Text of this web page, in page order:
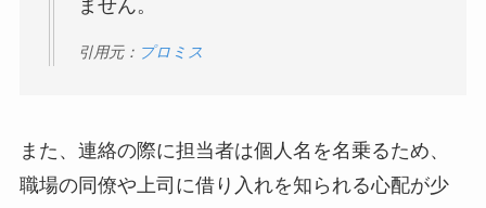
ません。
引用元： プロミス
また、連絡の際に担当者は個人名を名乗るため、
職場の同僚や上司に借り入れを知られる心配が少